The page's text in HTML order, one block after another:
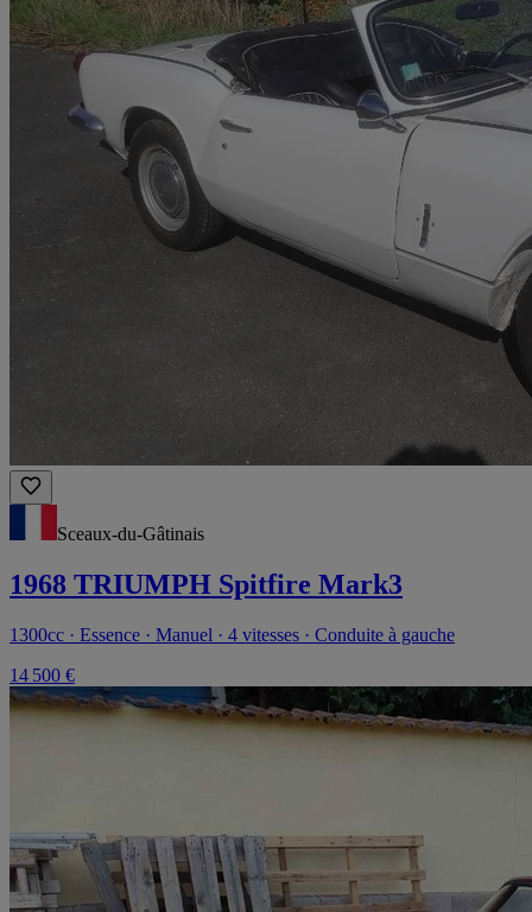
Sceaux-du-Gâtinais
1968 TRIUMPH Spitfire Mark3
1300cc · Essence · Manuel · 4 vitesses · Conduite à gauche
14 500 €